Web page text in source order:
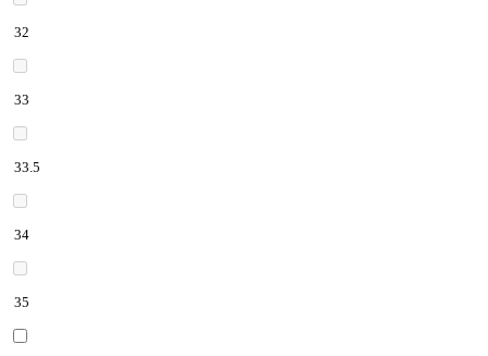
32
33
33.5
34
35